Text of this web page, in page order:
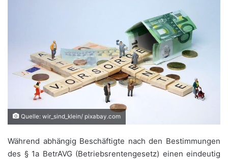
Quelle: wir_sind_klein/ pixabay.com
Während abhängig Beschäftigte nach den Bestimmungen
des § 1a BetrAVG (Betriebsrentengesetz) einen eindeutig